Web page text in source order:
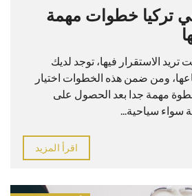
في تركيا خطوات مهمة
تريد الاستقرار فيها، توجد لديك
ومن ضمن هذه الخطوات اختيار
مهمة جدا بعد الحصول على
سواء سياحية...
اقرأ المزيد